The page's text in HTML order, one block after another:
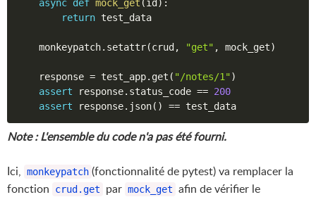
async def mock_get ( id ) :
return test_data
    monkeypatch
. setattr(crud , "get" , mock_get)
    response
= test_app. get ( "/notes/1")
assert response. status_code == 200
assert response. json( ) ==
Note : L'ensemble du code n'a pas été fourni.
Ici, monkeypatch (fonctionnalité de pytest) va remplacer la
fonction
crud.get par mock_get afin de vérifier le